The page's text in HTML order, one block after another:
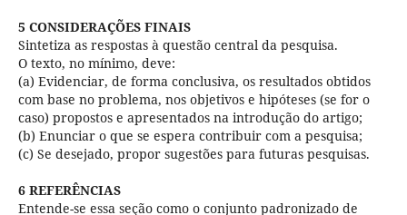
5 CONSIDERAÇÕES FINAIS
Sintetiza as respostas à questão central da pesquisa.
O texto, no mínimo, deve:
(a) Evidenciar, de forma conclusiva, os resultados obtidos
com base no problema, nos objetivos e hipóteses (se for o
caso) propostos e apresentados na introdução do artigo;
(b) Enunciar o que se espera contribuir com a pesquisa;
(c) Se desejado, propor sugestões para futuras pesquisas.
6 REFERÊNCIAS
Entende-se essa seção como o conjunto padronizado de